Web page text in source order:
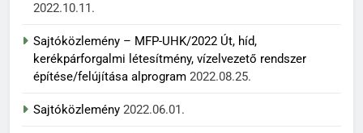
2022.10.11.
Sajtóközlemény – MFP-UHK/2022 Út, híd,
kerékpárforgalmi létesítmény, vízelvezető rendszer
építése/felújítása alprogram 2022.08.25.
Sajtóközlemény 2022.06.01.